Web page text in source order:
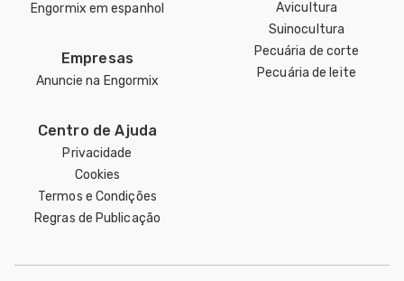
Engormix em espanhol
Empresas
Anuncie na Engormix
Avicultura
Suinocultura
Pecuária de corte
Pecuária de leite
Centro de Ajuda
Privacidade
Cookies
Termos e Condições
Regras de Publicação